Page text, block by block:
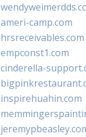
ameri-camp.com
hrsreceivables.com
empconst1.com
cinderella-
inspirehuahin.com